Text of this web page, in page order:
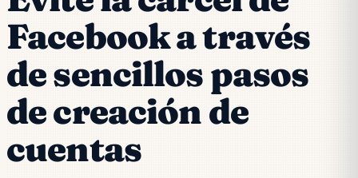
Facebook a través
de sencillos pasos
de creación de
cuentas